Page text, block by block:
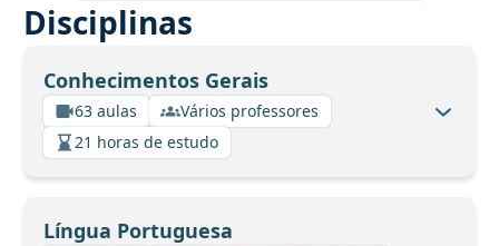
Disciplinas
Conhecimentos Gerais
63 aulas
Vários professores
21 horas de estudo
Língua Portuguesa